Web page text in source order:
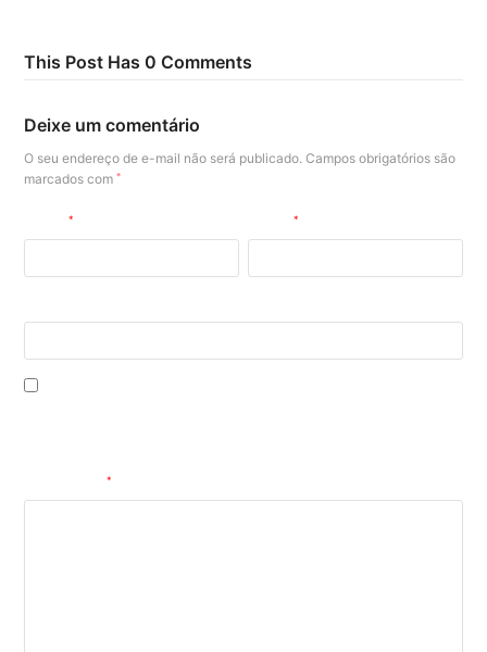
This Post Has 0 Comments
Deixe um comentário
O seu endereço de e-mail não será publicado. Campos obrigatórios são
marcados com*
Nome* E-mail*
Comentário*